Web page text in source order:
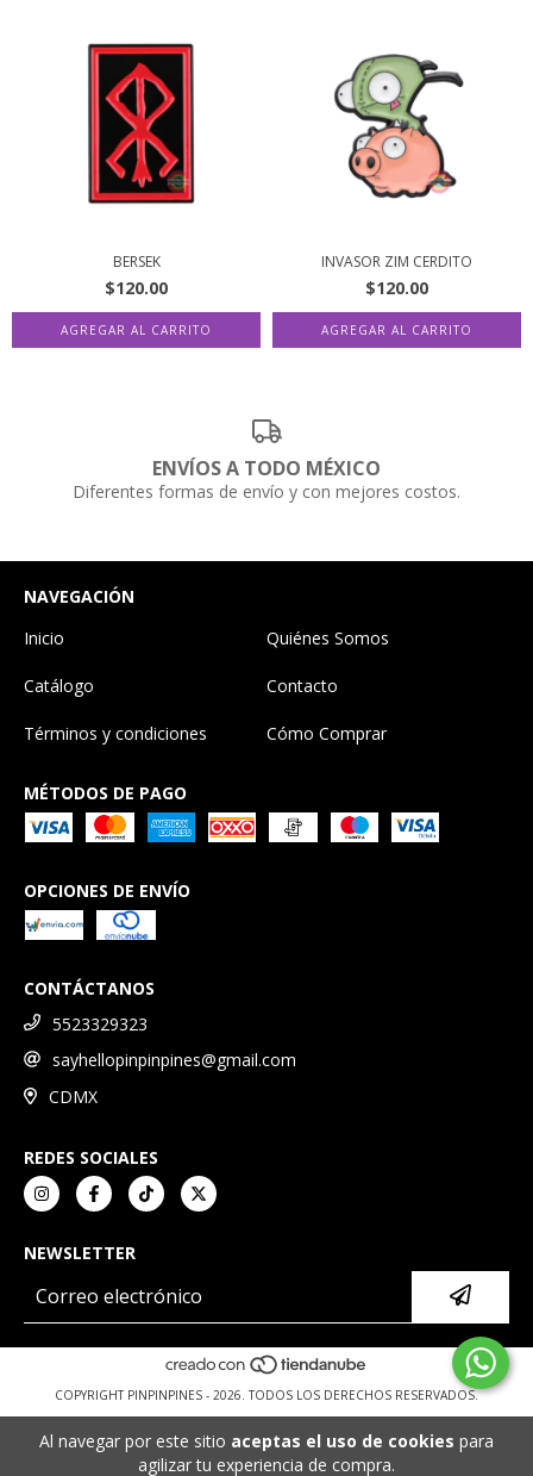
Al navegar por este sitio aceptas el uso de cookies para
agilizar tu experiencia de compra.
BERSEK
$120.00
INVASOR ZIM CERDITO
$120.00
ENVÍOS A TODO MÉXICO
Diferentes formas de envío y con mejores costos.
NAVEGACIÓN
Inicio
Quiénes Somos
Catálogo Contacto
Términos y condiciones Cómo Comprar
MÉTODOS DE PAGO
OPCIONES DE ENVÍO
CONTÁCTANOS
5523329323
sayhellopinpinpines@gmail.com
CDMX
REDES SOCIALES
NEWSLETTER
COPYRIGHT PINPINPINES - 2026. TODOS LOS DERECHOS RESERVADOS.